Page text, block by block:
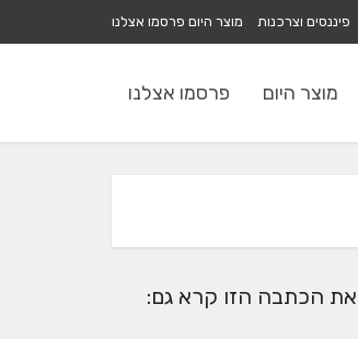
פיננסים וצרכנות מוצר היום פרסמו אצלנו
מוצר היום פרסמו אצלנו
הכתבה הזו קרא גם: